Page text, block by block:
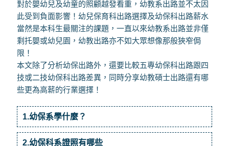
對於嬰幼兒及幼童的照顧越發看重，幼教系出路並不太因
此受到負面影響！幼兒保育科出路選擇及幼保科出路薪水
當然是本科生最關注的課題，一直以來幼教系出路並非僅
剩托嬰或幼兒園，幼教出路亦不如大眾想像那般狹窄侷
限！
本文除了分析幼保出路外，還要比較五專幼保科出路跟四
技或二技幼保科出路差異，同時分享幼教碩士出路還有哪
些更為高薪的行業選擇！
1.幼保系學什麼？
2.幼保科系證照有哪些